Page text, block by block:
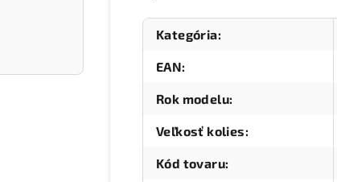
Kategória:
EAN:
Rok modelu:
Veľkosť kolies:
Kód tovaru: